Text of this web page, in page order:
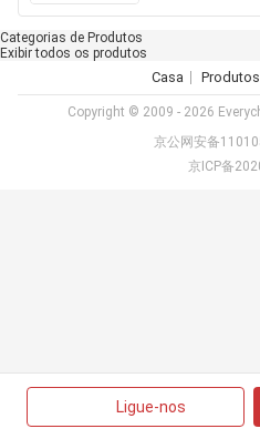
Categorias de Produtos
Exibir todos os produtos
Ligue-nos
Casa Produtos
Copyright © 2009 - 2026
京公网安备
京ICP备